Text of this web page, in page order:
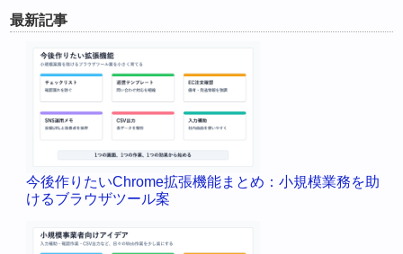
最新記事
今後作りたいChrome拡張機能まとめ：小規模業務を助
けるブラウザツール案